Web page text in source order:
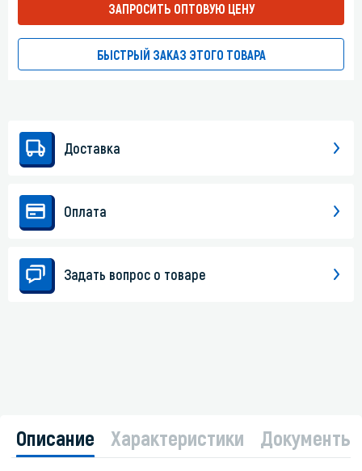
ЗАПРОСИТЬ ОПТОВУЮ ЦЕНУ
БЫСТРЫЙ ЗАКАЗ ЭТОГО ТОВАРА
Доставка
Оплата
Задать вопрос о товаре
Описание Характеристики Документы